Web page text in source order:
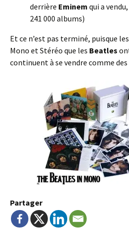
derrière Eminem qui a
241 000 albums)
Et ce n’est pas terminé, puisque
Mono et Stéréo que les Beatles
continuent à se vendre comme
Partager